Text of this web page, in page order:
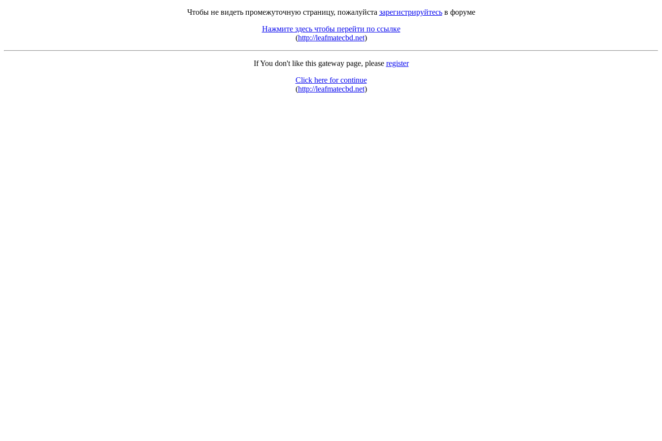
Чтобы не видеть промежуточную страницу, пожалуйста зарегистрируйтесьв форуме
Нажмите здесь чтобы перейти по ссылке
(http://leafmatecbd.net)
If You don't like this gateway page, please register
Click here for continue
(http://leafmatecbd.net)